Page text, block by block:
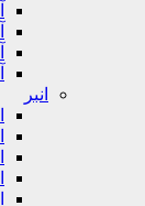
انبر